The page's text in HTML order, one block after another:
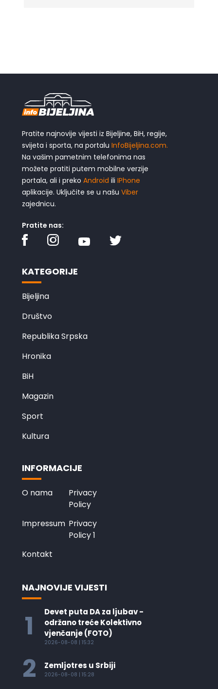
Pratite najnovije vijesti iz Bijeljine, BiH, regije,
svijeta i sporta, na portalu InfoBijeljina.com.
Na vašim pametnim telefonima nas
možete pratiti putem mobilne verzije
portala, ali i preko Android ili IPhone
aplikacije. Uključite se u našu Viber
zajednicu.
Pratite nas:
KATEGORIJE
Bijeljina
Društvo
Republika Srpska
Hronika
BiH
Magazin
Sport
Kultura
INFORMACIJE
O nama
Privacy
Policy
Impressum Privacy
Policy 1
Kontakt
NAJNOVIJE VIJESTI
1
Devet puta DA za ljubav -
održano treće Kolektivno
vjenčanje (FOTO)
2026-08-08 | 15:32
2 Zemljotres u Srbiji
2026-08-08 | 15:28